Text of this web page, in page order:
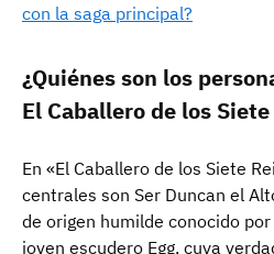
con la saga principal?
¿Quiénes son los
El Caballero de los
En «El Caballero de los Siete
centrales son Ser Duncan el
de origen humilde conocido
joven escudero Egg, cuya